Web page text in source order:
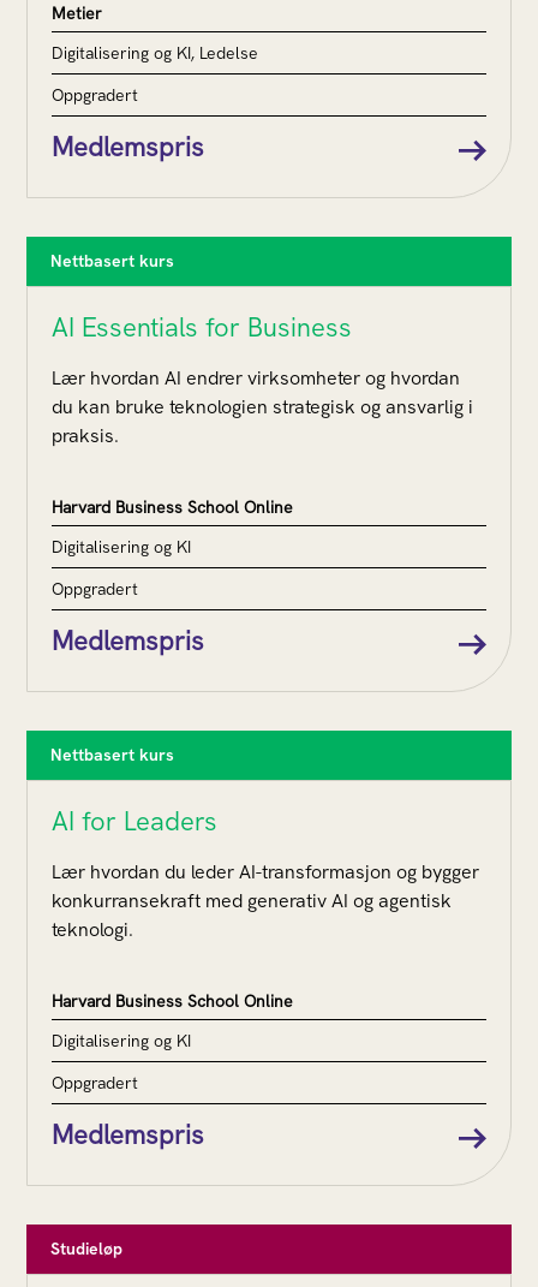
Metier
Digitalisering og KI, Ledelse
Oppgradert
Medlemspris
Nettbasert kurs
AI Essentials for Business
Lær hvordan AI endrer virksomheter og hvordan
du kan bruke teknologien strategisk og ansvarlig i
praksis.
Harvard Business School Online
Digitalisering og KI
Oppgradert
Medlemspris
Nettbasert kurs
AI for Leaders
Lær hvordan du leder AI-transformasjon og bygger
konkurransekraft med generativ AI og agentisk
teknologi.
Harvard Business School Online
Digitalisering og KI
Oppgradert
Medlemspris
Studieløp